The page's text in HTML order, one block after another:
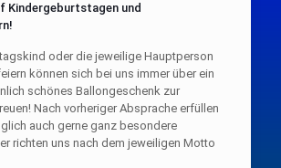
Kindergeburtstagen und
oder die jeweilige Hauptperson
können sich bei uns immer über ein
schönes Ballongeschenk zur
Nach vorheriger Absprache erfüllen
auch gerne ganz besondere
richten uns nach dem jeweiligen Motto